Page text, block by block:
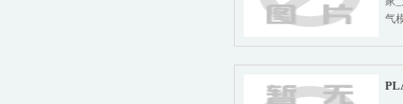
气